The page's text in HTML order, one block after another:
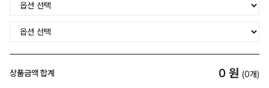
상품금액 합계 0 원 (0개)